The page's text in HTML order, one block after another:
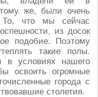
же, были очень
То, что мы сейчас
из досок
подобие. Поэтому
такие полы.
в условиях нашего
освоить огромные
города с
столетия.